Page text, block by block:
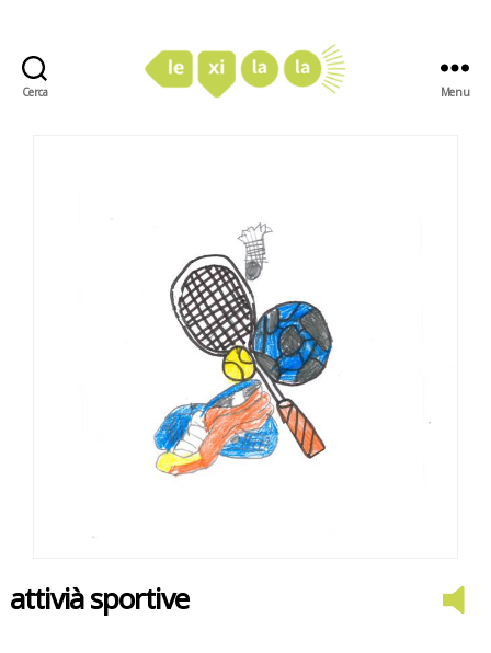
Cerca Menu
attivià sportive